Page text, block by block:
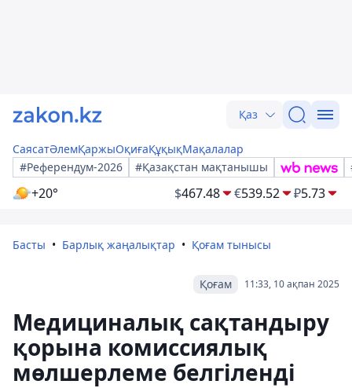
Қаз
СаясатӘлемҚаржыОқиғаҚұқықМақалалар
#Референдум-2026
#Қазақстан мақтанышы
+20° $467.48 €539.52 ₽5.73
Басты Барлық жаңалықтар Қоғам тынысы
11:33, 10 ақпан 2025
Қоғам
Медициналық сақтандыру
қорына комиссиялық
мөлшерлеме белгіленді